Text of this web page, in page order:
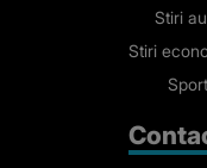
Stiri
Stiri
Sport